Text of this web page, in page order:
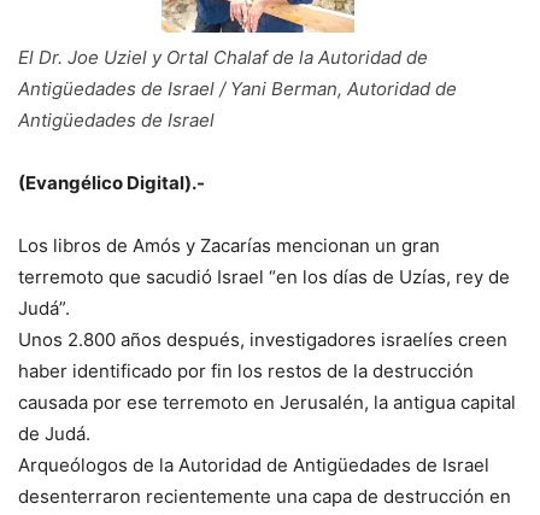
El Dr. Joe Uziel y Ortal Chalaf de la Autoridad de
Antigüedades de Israel / Yani Berman, Autoridad de
Antigüedades de Israel
(Evangélico Digital).-
Los libros de Amós y Zacarías mencionan un gran
terremoto que sacudió Israel “en los días de Uzías, rey de
Judá”.
Unos 2.800 años después, investigadores israelíes creen
haber identificado por fin los restos de la destrucción
causada por ese terremoto en Jerusalén, la antigua capital
de Judá.
Arqueólogos de la Autoridad de Antigüedades de Israel
desenterraron recientemente una capa de destrucción en